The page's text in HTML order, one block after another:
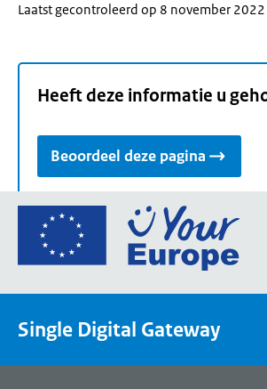
Laatst gecontroleerd op 8 november 2022
Heeft deze informatie u
Beoordeel deze pagina
Ga
de
een
Single Digital Gateway